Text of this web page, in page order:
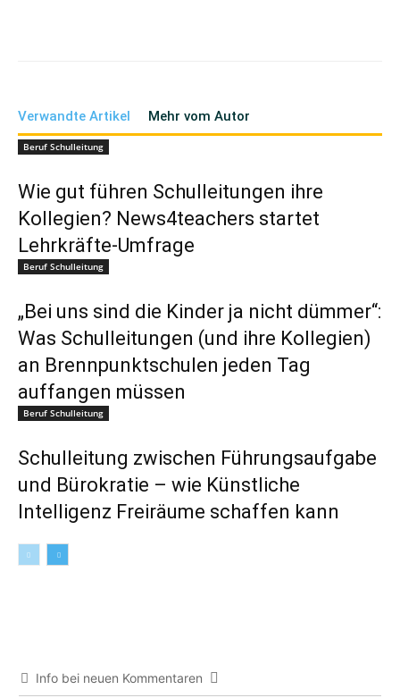
Verwandte Artikel Mehr vom Autor
Beruf Schulleitung
Wie gut führen Schulleitungen ihre
Kollegien? News4teachers startet
Lehrkräfte-Umfrage
Beruf Schulleitung
„Bei uns sind die Kinder ja nicht dümmer“:
Was Schulleitungen (und ihre Kollegien)
an Brennpunktschulen jeden Tag
auffangen müssen
Beruf Schulleitung
Schulleitung zwischen Führungsaufgabe
und Bürokratie – wie Künstliche
Intelligenz Freiräume schaffen kann
Info bei neuen Kommentaren